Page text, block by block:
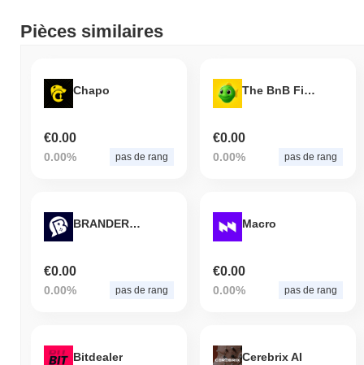
Pièces similaires
Chapo
€0.00
0.00% pas de rang
The BnB Fish
€0.00
0.00% pas de rang
BRANDERGG
€0.00
0.00% pas de rang
Macro
€0.00
0.00% pas de rang
Bitdealer Cerebrix AI